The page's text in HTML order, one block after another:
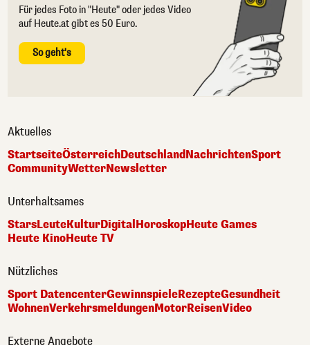
Für jedes Foto in "Heute" oder jedes Video
auf Heute.at gibt es 50 Euro.
So geht's
Aktuelles
StartseiteÖsterreichDeutschlandNachrichtenSport
CommunityWetterNewsletter
Unterhaltsames
StarsLeuteKulturDigital HoroskopHeute Games
Heute KinoHeute TV
Nützliches
Sport DatencenterGewinnspieleRezepteGesundheit
WohnenVerkehrsmeldungenMotorReisenVideo
Externe Angebote